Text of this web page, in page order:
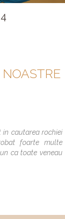
cautarea rochiei
foarte multe
ca toate veneau
foarte bine 😍. Va